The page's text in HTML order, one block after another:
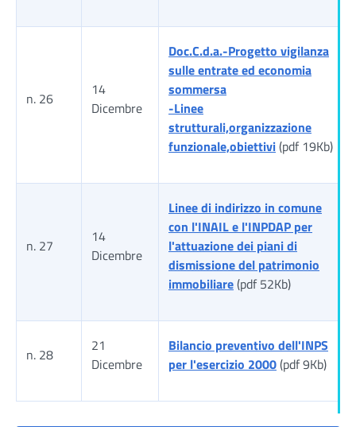
n. 26
14
Dicembre
Doc.C.d.a.-Progetto vigilanza
sulle entrate ed economia
sommersa
-Linee
strutturali,organizzazione
funzionale,obiettivi(pdf 19Kb)
n. 27
14
Dicembre
Linee di indirizzo in comune
con l'INAIL e l'INPDAP per
l'attuazione dei piani di
dismissione del patrimonio
immobiliare(pdf 52Kb)
n. 28
21
Dicembre
Bilancio preventivo dell'INPS
per l'esercizio 2000(pdf 9Kb)